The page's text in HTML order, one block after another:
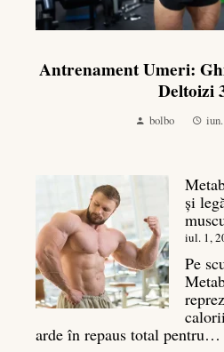
Antrenament Umeri:
Deltoizi
bolbo
și
iul. 1,
Pe
arde în repaus total pentru…